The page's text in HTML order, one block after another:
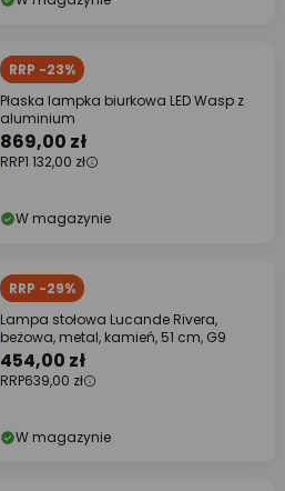
RRP -23%
Płaska lampka biurkowa LED Wasp z
aluminium
869,00 zł
RRP1 132,00 zł
W magazynie
RRP -29%
Lampa stołowa Lucande Rivera,
beżowa, metal, kamień, 51 cm, G9
454,00 zł
RRP639,00 zł
W magazynie